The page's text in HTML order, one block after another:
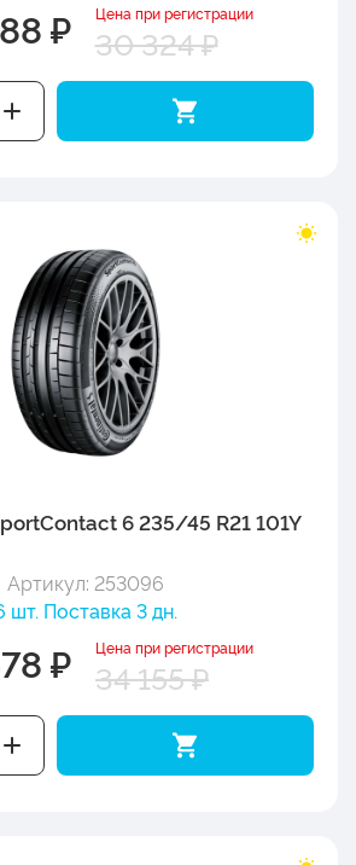
₽ Цена при регистрации
30 324 ₽
6 235/45 R21 101Y
Артикул: 253096
шт. Поставка 3 дн.
₽ Цена при регистрации
34 155 ₽